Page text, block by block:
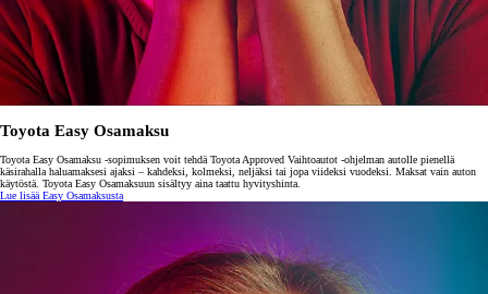
Toyota Easy Osamaksu
Toyota Easy Osamaksu -sopimuksen voit tehdä Toyota Approved Vaihtoautot -ohjelman autolle pienellä
käsirahalla haluamaksesi ajaksi – kahdeksi, kolmeksi, neljäksi tai jopa viideksi vuodeksi. Maksat vain auton
käytöstä. Toyota Easy Osamaksuun sisältyy aina taattu hyvityshinta.
Lue lisää Easy Osamaksusta